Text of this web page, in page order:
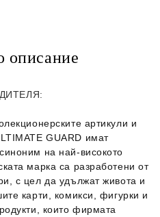
описание
артикули и
GUARD имат
на най-високото
марка са разработени от
с цел да удължат живота и
карти, комикси, фигурки и
които фирмата